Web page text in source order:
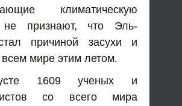
климатическую
не признают, что Эль-
причиной засухи и
мире этим летом.
1609 ученых и
со всего мира